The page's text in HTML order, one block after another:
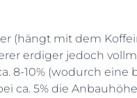
(hängt mit dem
erdiger jedoch
8-10% (wodurch eine
ca. 5% die